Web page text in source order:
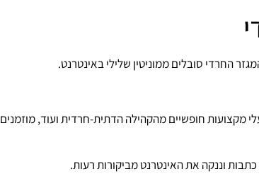
החרדי סובלים ממוניטין שלילי באינטרנט.
מקצועות חופשיים מהקהילה הדתית-חרדית ועוד, מוזמנים
וננקה את האינטרנט מביקורות רעות.